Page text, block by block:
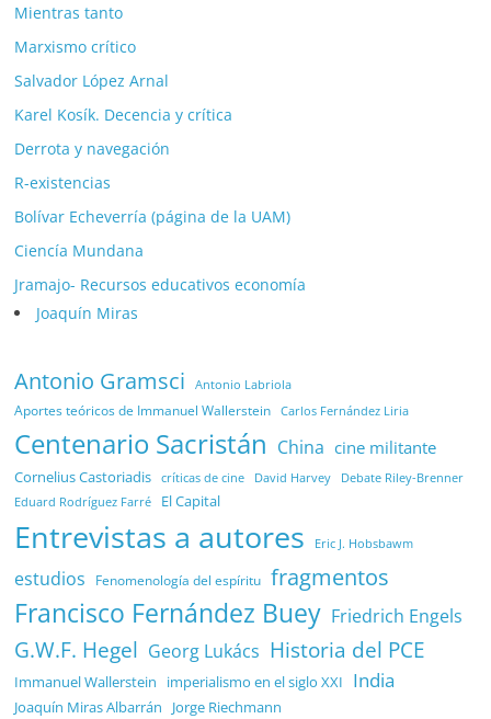
Mientras tanto
Marxismo crítico
Salvador López Arnal
Karel Kosík. Decencia y crítica
Derrota y navegación
R-existencias
Bolívar Echeverría (página de la UAM)
Ciencía Mundana
Jramajo- Recursos educativos economía
Joaquín Miras
Antonio Gramsci Antonio Labriola
Aportes teóricos de Immanuel Wallerstein Carlos Fernández Liria
Centenario Sacristán China cine militante
Cornelius Castoriadis críticas de cine David Harvey Debate Riley-Brenner
Eduard Rodríguez Farré El Capital
Entrevistas a autores Eric J. Hobsbawm
estudios Fenomenología del espíritu fragmentos
Francisco Fernández Buey Friedrich Engels
G.W.F. Hegel Georg Lukács Historia del PCE
Immanuel Wallerstein imperialismo en el siglo XXI India
Joaquín Miras Albarrán Jorge Riechmann